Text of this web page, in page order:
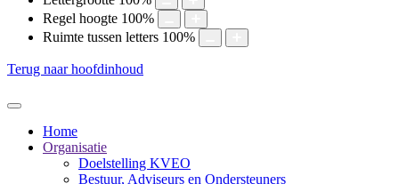
Regel hoogte 100%
Ruimte tussen letters 100%
Terug naar hoofdinhoud
Home
Organisatie
Doelstelling KVEO
Bestuur, Adviseurs en Ondersteuners